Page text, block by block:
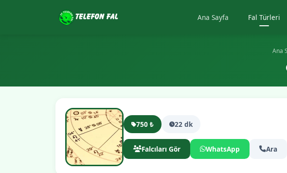
Ana Sayfa Fal Türleri
Ana
750 ₺ 22 dk
Falcıları Gör WhatsApp Ara